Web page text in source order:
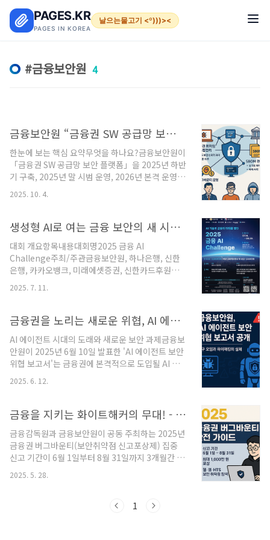
PAGES.KR
PAGES IN KOREA
날으는물고기 <º)))><
금융보안원 4
금융보안원 “금융권 SW 공급망 보안 플랫폼” SBOM·버그바운티·통합관리
한눈에 보는 핵심 요약무엇을 하나요?금융보안원이
「금융권 SW 공급망 보안 플랫폼」을 2025년 하반
기 구축, 2025년 말 시범 운영, 2026년 본격 운영을
추진합니다. 목표는 취약점 통합관리와 정보공유를
통해 패치 갭(패치 발표~적용 사이 시간)을 최소화
다.핵심 기능은?취약점 통합관리: 패치 개발→검증
공유.SBOM 관리체계: 배포·사용 SW의 구성요소
명세(SBOM)를 기반으로 신규 취약점 영향도 즉시
분석.버그바운티(VDP 포함): 제보 보상 및 공개 정
책으로 제로데이 발굴과 안전한 신고 문화 활성화.
원·KI..
2025. 10. 4.
생성형 AI로 여는 금융 보안의 새 시대, 2025 챌린지(Challenge) 시작
대회 개요항목내용대회명2025 금융 AI
Challenge주최/주관금융보안원, 하나은행, 신한
은행, 카카오뱅크, 미래에셋증권, 신한카드후원금
융위원회참가 대상전 국민 누구나 (연구자, 기업 종
사자, 대학(원)생 등), 개인 또는 팀(최대 4인)접수
경쟁 부문은 8월 1일부터시상식2025년 11월,
FISCON 2025 행사 내 개최총상금3,300만 원 (대
상 1,500만 원 포함)🧠 트랙 구성 금융 AI 모델 경쟁
목표: 금융보안 실무에 적합한 생성형 AI 모델 성능
평가경쟁 방식FSKU(Financial Security
Knowledge Understanding)라는 금융보안 QA
2025. 7. 11.
금융권을 노리는 새로운 위협, AI 에이전트 하이재킹과 도구 오염
AI 에이전트 시대의 도래와 새로운 보안 과제금융보
안원이 2025년 6월 10일 발표한 'AI 에이전트 보안
위협 보고서'는 금융권에 본격적으로 도입될 AI 에
이전트의 보안 위협을 체계적으로 분석한 중요한 문
서입니다. 추론 AI 모델의 등장과 함께 AI 에이전트
인 변화가 예상되는 가운데, 이에 수반되는 보안 위
협에 대한 선제적 대응의 필요성을 제시하고 있습니
다.AI 에이전트의 정의와 특징1. AI 에이전트란 무엇
인가?AI 에이전트는 사용자의 의도를 파악하여 목
표를 설정하고, 환경을 분석한 후 필요한 도구를 활
용하여 인간의 개입 없이 자율적으로 작업을 수행하
2025. 6. 12.
금융을 지키는 화이트해커의 무대! - 2025 금융권 버그바운티 가이드
금융감독원과 금융보안원이 공동 주최하는 2025년
금융권 버그바운티(보안취약점 신고포상제) 집중
신고 기간이 6월 1일부터 8월 31일까지 3개월간 운
에서 증가하는 사이버 보안 위협에 선제적으로 대응
인공지능, 클라우드 등 신기술 도입과 오픈소스 활
2025. 5. 28.
1